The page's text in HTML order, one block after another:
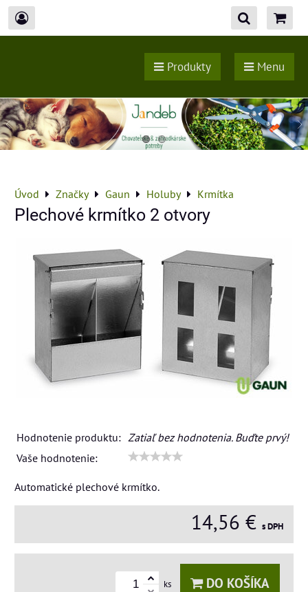
Produkty Menu
Úvod Značky Gaun Holuby Krmítka
Plechové krmítko 2 otvory
Hodnotenie produktu: Zatiaľ bez hodnotenia. Buďte prvý!
Vaše hodnotenie:
Automatické plechové krmítko.
14,56 € s DPH
ks DO KOŠÍKA